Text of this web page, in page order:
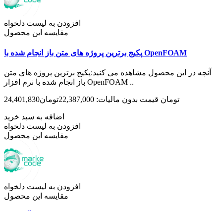
افزودن به لیست دلخواه
مقایسه این محصول
پکیج برترین پروژه های متن باز انجام شده با OpenFOAM
آنچه در این محصول مشاهده می کنید:پکیج برترین پروژه های متن
باز انجام شده با نرم افزار OpenFOAM ..
24,401,830تومان قیمت بدون مالیات: 22,387,000تومان
اضافه به سبد خرید
افزودن به لیست دلخواه
مقایسه این محصول
افزودن به لیست دلخواه
مقایسه این محصول